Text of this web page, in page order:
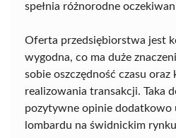
spełnia różnorodne
Oferta przedsiębiorstwa jest
wygodna, co ma duże
sobie oszczędność czasu
realizowania transakcji. Taka
pozytywne opinie dodatkowo
lombardu na świdnickim